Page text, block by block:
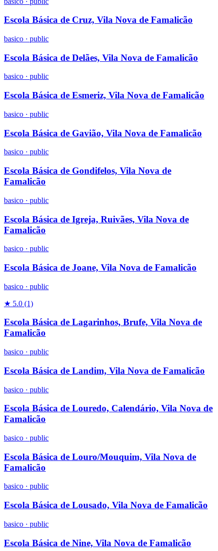
Escola Básica de Cruz, Vila Nova de Famalicão
basico · public
Escola Básica de Delães, Vila Nova de Famalicão
basico · public
Escola Básica de Esmeriz, Vila Nova de Famalicão
basico · public
Escola Básica de Gavião, Vila Nova de Famalicão
basico · public
Escola Básica de Gondifelos, Vila Nova de
Famalicão
basico · public
Escola Básica de Igreja, Ruivães, Vila Nova de
Famalicão
basico · public
Escola Básica de Joane, Vila Nova de Famalicão
basico · public
★ 5.0 (1)
Escola Básica de Lagarinhos, Brufe, Vila Nova de
Famalicão
basico · public
Escola Básica de Landim, Vila Nova de Famalicão
basico · public
Escola Básica de Louredo, Calendário, Vila Nova de
Famalicão
basico · public
Escola Básica de Louro/Mouquim, Vila Nova de
Famalicão
basico · public
Escola Básica de Lousado, Vila Nova de Famalicão
basico · public
Escola Básica de Nine, Vila Nova de Famalicão